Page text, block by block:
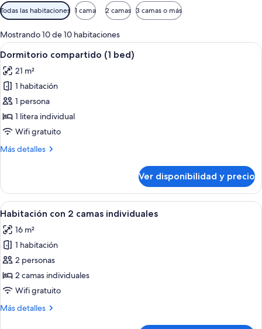
Filtros
disponibles
para
las
habitaciones
Todas las habitaciones 1 cama 2 camas 3 camas o más
Mostrando 10 de 10 habitaciones
Ver
todas
las
fotos
de
Dormitorio
compartido
bed)
Un dormitorio con literas, un
18
Dormitorio compartido (1 bed)
21 m²
1 habitación
1 persona
1 litera individual
Wifi gratuito
Más detalles
Más
compartido
(1
bed)
Ver disponibilidad y precio
Ver
todas
las
fotos
de
Habitación
con
camas
Una habitación de hotel moderna
15
Habitación con 2 camas individuales
16 m²
1 habitación
2 personas
2 camas individuales
Wifi gratuito
Más detalles
Más